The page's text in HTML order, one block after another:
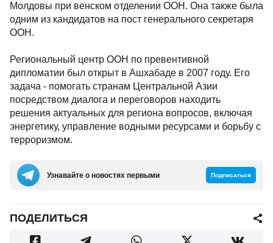
Молдовы при венском отделении ООН. Она также была
одним из кандидатов на пост генерального секретаря
ООН.
Региональный центр ООН по превентивной
дипломатии был открыт в Ашхабаде в 2007 году. Его
задача - помогать странам Центральной Азии
посредством диалога и переговоров находить
решения актуальных для региона вопросов, включая
энергетику, управление водными ресурсами и борьбу с
терроризмом.
Узнавайте о новостях первыми Подписаться
ПОДЕЛИТЬСЯ